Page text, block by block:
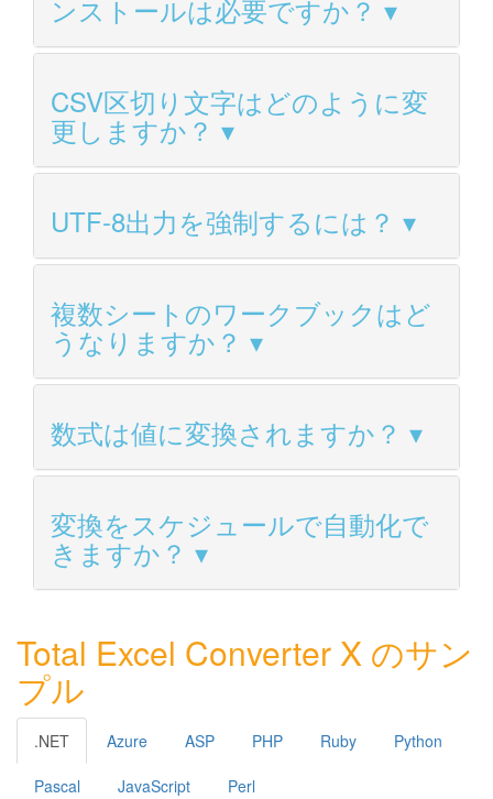
ンストールは必要ですか？
CSV区切り文字はどのように変
更しますか？
UTF-8出力を強制するには？
複数シートのワークブックはど
うなりますか？
数式は値に変換されますか？
変換をスケジュールで自動化で
きますか？
Total Excel Converter X のサン
プル
.NET Azure ASP PHP Ruby Python
Pascal JavaScript Perl